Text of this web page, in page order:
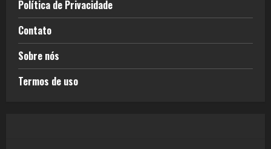
Política de Privacidade
Contato
Sobre nós
Termos de uso